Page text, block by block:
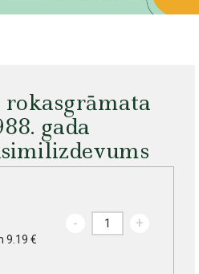
gada
9.19 €
- +